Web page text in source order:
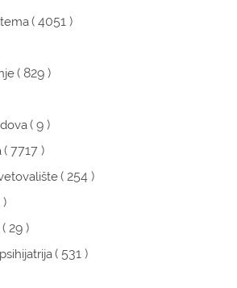
( 4051 )
( 829 )
( 9 )
( 7717 )
( 254 )
)
( 29 )
( 531 )